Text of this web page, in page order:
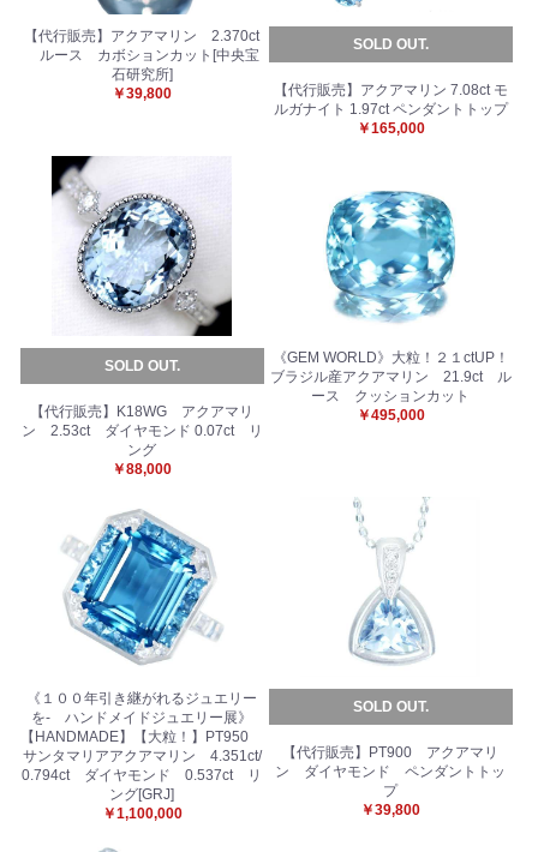
【代行販売】アクアマリン 2.370ct
ルース カボションカット[中央宝
石研究所]
￥39,800
SOLD OUT.
【代行販売】アクアマリン 7.08ct モ
ルガナイト 1.97ct ペンダントトップ
￥165,000
SOLD OUT.
【代行販売】K18WG アクアマリ
ン 2.53ct ダイヤモンド 0.07ct リ
ング
￥88,000
《GEM WORLD》大粒！２１ctUP！
ブラジル産アクアマリン 21.9ct ル
ース クッションカット
￥495,000
《１００年引き継がれるジュエリー
を- ハンドメイドジュエリー展》
【HANDMADE】【大粒！】PT950
サンタマリアアクアマリン 4.351ct/
0.794ct ダイヤモンド 0.537ct リ
ング[GRJ]
￥1,100,000
SOLD OUT.
【代行販売】PT900 アクアマリ
ン ダイヤモンド ペンダントトッ
プ
￥39,800
カートへ進む